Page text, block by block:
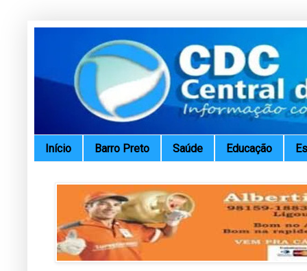
Início Barro Preto Saúde Educação